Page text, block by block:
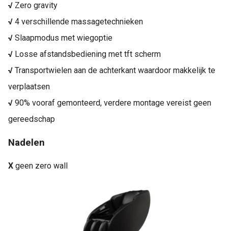
√ Zero gravity
√ 4 verschillende massagetechnieken
√ Slaapmodus met wiegoptie
√ Losse afstandsbediening met tft scherm
√ Transportwielen aan de achterkant waardoor makkelijk te
verplaatsen
√ 90% vooraf gemonteerd, verdere montage vereist geen
gereedschap
Nadelen
X geen zero wall